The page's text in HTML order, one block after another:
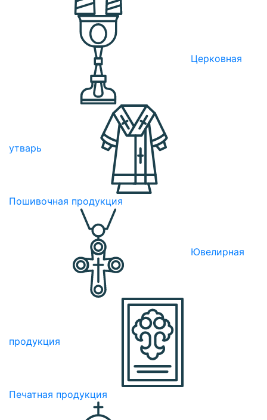
Церковная
утварь
Пошивочная продукция
Ювелирная
продукция
Печатная продукция